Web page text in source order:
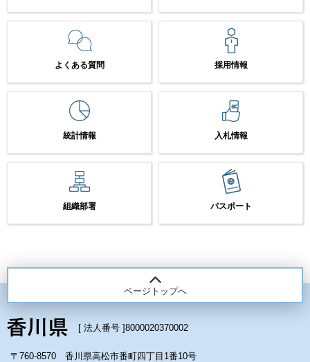
よくある質問 採用情報
統計情報 入札情報
組織部署 パスポート
ページトップへ
[ 法人番号 ]8000020370002
〒760-8570 香川県高松市番町四丁目1番10号